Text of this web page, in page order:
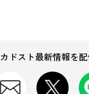
カドスト最新情報を